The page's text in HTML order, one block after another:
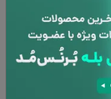
که این امر
آزمایی شده است.